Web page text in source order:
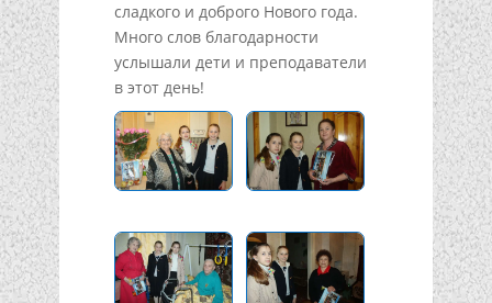
сладкого и доброго Нового года.
Много слов благодарности
услышали дети и преподаватели
в этот день!